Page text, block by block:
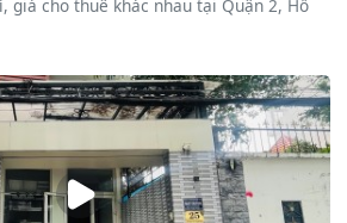
giá cho thuê khác nhau tại Quận 2, Hồ